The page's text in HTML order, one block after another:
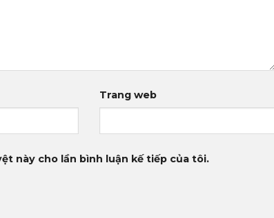
Trang web
này cho lần bình luận kế tiếp của tôi.